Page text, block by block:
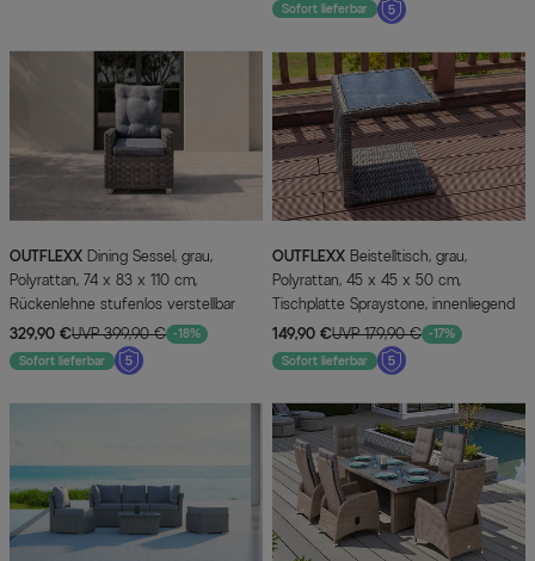
Sofort lieferbar
OUTFLEXX
Polyrattan, 74 x 83 x 110 cm,
Rückenlehne stufenlos verstellbar
329,90 €UVP 399,90 € -18%
Sofort lieferbar
OUTFLEXX
Polyrattan, 45 x 45 x 50 cm,
Tischplatte Spraystone, innenliegend
149,90 €UVP 179,90 € -17%
Sofort lieferbar